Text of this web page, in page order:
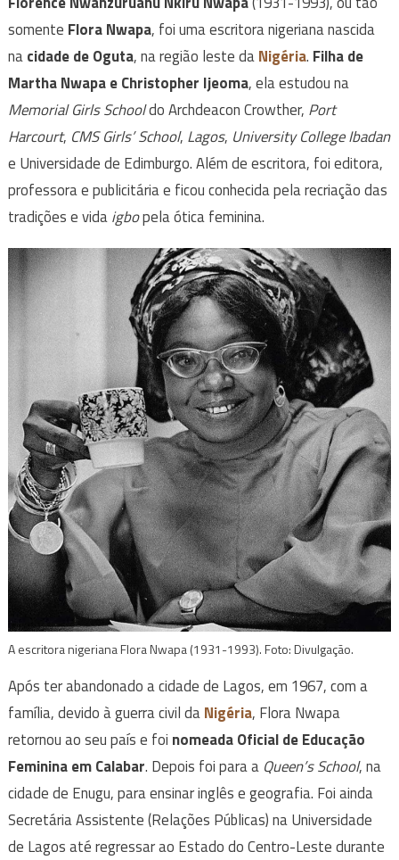
somente Flora Nwapa, foi uma escritora nigeriana nascida
nacidade de Oguta, na região leste daNigéria. Filha de
Martha Nwapa e Christopher Ijeoma, ela estudou na
Memorial Girls Schooldo Archdeacon Crowther, Port
Harcourt, CMS Girls’ School, Lagos, University College Ibadan
e Universidade de Edimburgo. Além de escritora, foi editora,
professora e publicitária e ficou conhecida pela recriação das
tradições e vidaigbopela ótica feminina.
A escritora nigeriana Flora Nwapa (1931-1993). Foto: Divulgação.
Após ter abandonado a cidade de Lagos, em 1967, com a
família, devido à guerra civil daNigéria, Flora Nwapa
retornou ao seu país e foi nomeada Oficial de Educação
Feminina em Calabar. Depois foi para a Queen’s School, na
cidade de Enugu, para ensinar inglês e geografia. Foi ainda
Secretária Assistente (Relações Públicas) na Universidade
de Lagos até regressar ao Estado do Centro-Leste durante